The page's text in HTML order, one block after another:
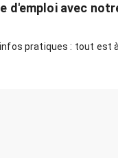
d'emploi avec
pratiques : tout est à